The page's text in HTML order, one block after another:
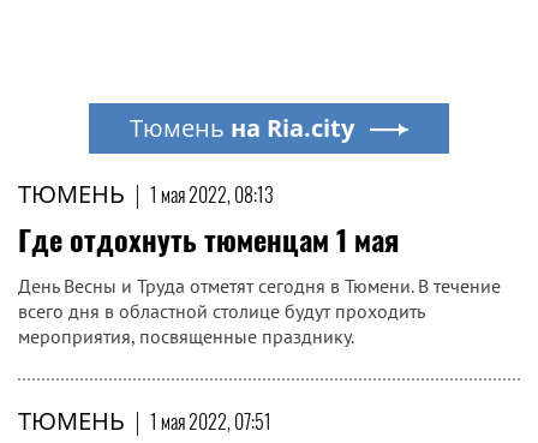
ТЮМЕНЬ | 1 мая 2022, 08:13
Где отдохнуть тюменцам 1 мая
День Весны и Труда отметят сегодня в Тюмени. В течение
всего дня в областной столице будут проходить
мероприятия, посвященные празднику.
ТЮМЕНЬ | 1 мая 2022, 07:51
Тюмень на Ria.city